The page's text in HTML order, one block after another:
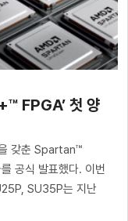
FPGA’ 첫 양
갖춘 Spartan™
공식 발표했다. 이번
SU35P는 지난